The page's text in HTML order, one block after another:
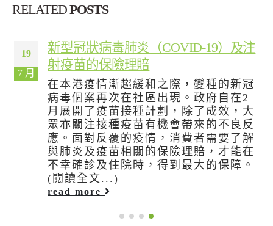
RELATEDPOSTS
19
7 月
新型冠狀病毒肺炎（COVID-19）及注
射疫苗的保險理賠
在本港疫情漸趨緩和之際，變種的新冠
病毒個案再次在社區出現。政府自在2
月展開了疫苗接種計劃，除了成效，大
眾亦關注接種疫苗有機會帶來的不良反
應。面對反覆的疫情，消費者需要了解
與肺炎及疫苗相關的保險理賠，才能在
不幸確診及住院時，得到最大的保障。
(閱讀全文...)
read more